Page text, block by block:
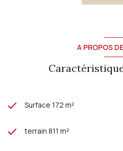
A PROPOS
Surface 172 m²
terrain 811 m²